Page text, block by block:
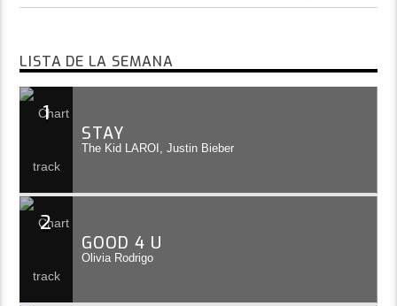
LISTA DE LA SEMANA
1
STAY
The Kid LAROI, Justin Bieber
2
GOOD 4 U
Olivia Rodrigo